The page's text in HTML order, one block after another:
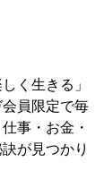
く生きる」
員限定で毎
事・お金・
が見つかり